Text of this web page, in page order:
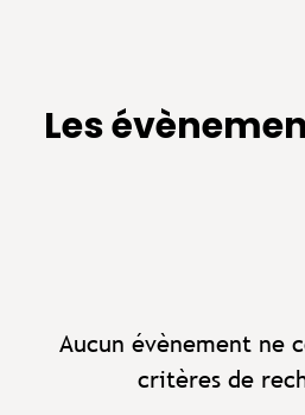
Les
Aucun évènement ne
critères de